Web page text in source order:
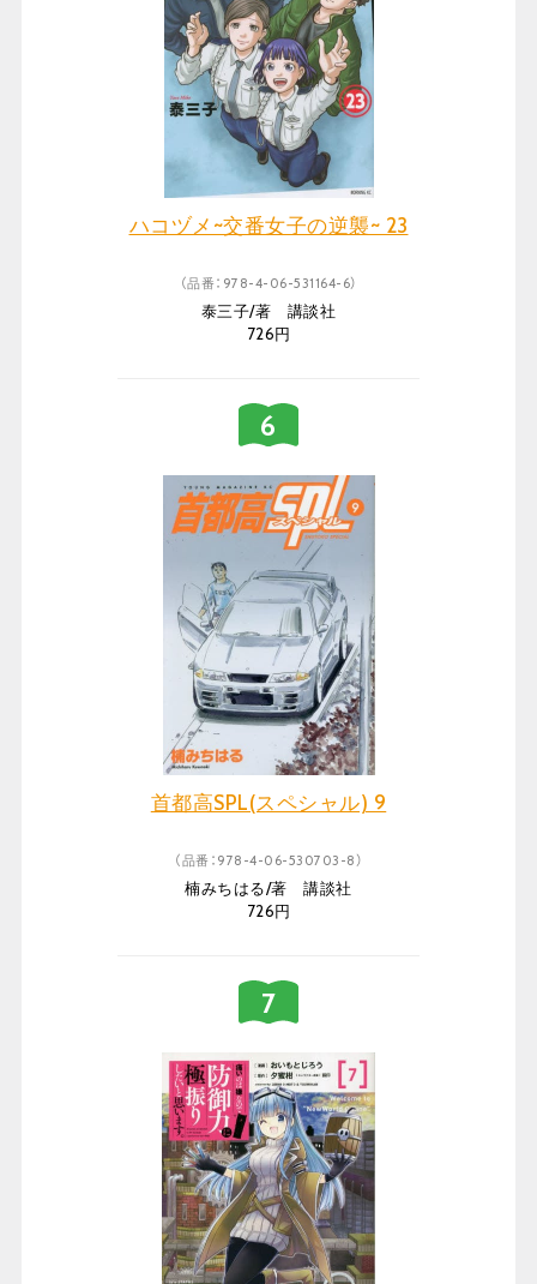
ハコヅメ~交番女子の逆襲~ 23
（品番：978-4-06-531164-6）
泰三子/著 講談社
726円
首都高SPL(スペシャル) 9
（品番：978-4-06-530703-8）
楠みちはる/著 講談社
726円